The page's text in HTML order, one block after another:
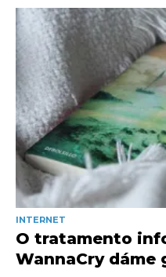
INTERNET
O tratamento
WannaCry dáme